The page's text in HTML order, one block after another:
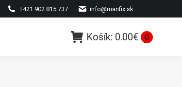
+421 902 815 737 info@manfix.sk
Košík: 0.00€ 0